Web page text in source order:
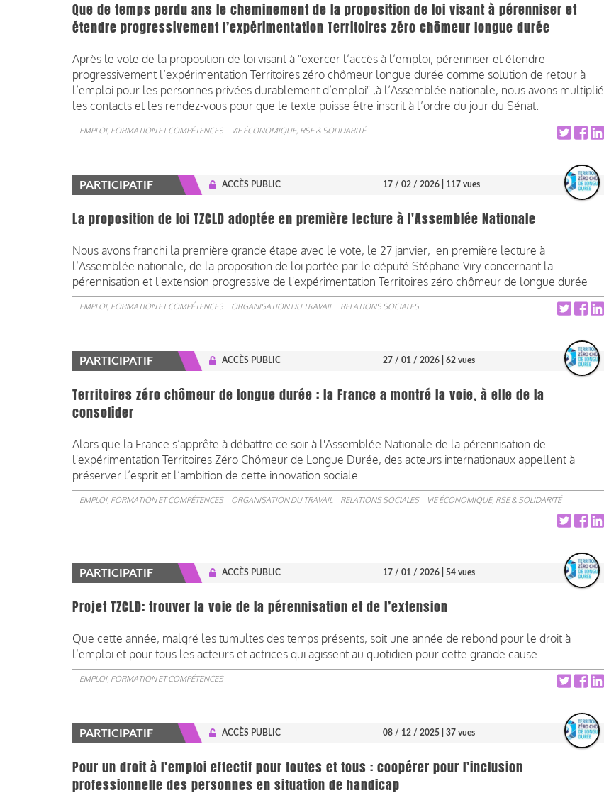
Que de temps perdu ans le cheminement de la proposition de loi visant à pérenniser et
étendre progressivement l’expérimentation Territoires zéro chômeur longue durée
Après le vote de la proposition de loi visant à "exercer l’accès à l’emploi, pérenniser et étendre
progressivement l’expérimentation Territoires zéro chômeur longue durée comme solution de retour à
l’emploi pour les personnes privées durablement d’emploi" ,à l’Assemblée nationale, nous avons multiplié
les contacts et les rendez-vous pour que le texte puisse être inscrit à l’ordre du jour du Sénat.
EMPLOI, FORMATION ET COMPÉTENCES VIE ÉCONOMIQUE, RSE & SOLIDARITÉ
PARTICIPATIF ACCÈS PUBLIC 17 / 02 / 2026 | 117 vues
La proposition de loi TZCLD adoptée en première lecture à l'Assemblée Nationale
Nous avons franchi la première grande étape avec le vote, le 27 janvier, en première lecture à
l’Assemblée nationale, de la proposition de loi portée par le député Stéphane Viry concernant la
pérennisation et l'extension progressive de l'expérimentation Territoires zéro chômeur de longue durée
EMPLOI, FORMATION ET COMPÉTENCES ORGANISATION DU TRAVAIL RELATIONS SOCIALES
PARTICIPATIF ACCÈS PUBLIC 27 / 01 / 2026 | 62 vues
Territoires zéro chômeur de longue durée : la France a montré la voie, à elle de la
consolider
Alors que la France s’apprête à débattre ce soir à l'Assemblée Nationale de la pérennisation de
l'expérimentation Territoires Zéro Chômeur de Longue Durée, des acteurs internationaux appellent à
préserver l’esprit et l’ambition de cette innovation sociale.
EMPLOI, FORMATION ET COMPÉTENCES ORGANISATION DU TRAVAIL RELATIONS SOCIALES VIE ÉCONOMIQUE, RSE & SOLIDARITÉ
PARTICIPATIF ACCÈS PUBLIC 17 / 01 / 2026 | 54 vues
Projet TZCLD: trouver la voie de la pérennisation et de l’extension
Que cette année, malgré les tumultes des temps présents, soit une année de rebond pour le droit à
l’emploi et pour tous les acteurs et actrices qui agissent au quotidien pour cette grande cause.
EMPLOI, FORMATION ET COMPÉTENCES
PARTICIPATIF ACCÈS PUBLIC 08 / 12 / 2025 | 37 vues
Pour un droit à l'emploi effectif pour toutes et tous : coopérer pour l’inclusion
professionnelle des personnes en situation de handicap